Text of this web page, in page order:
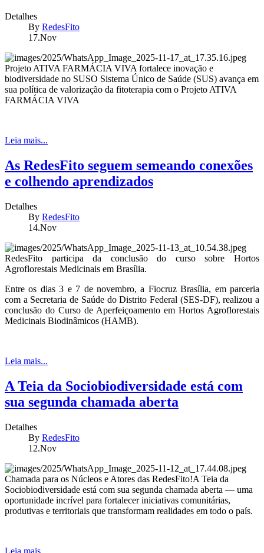
Detalhes
By RedesFito
17.Nov
Projeto ATIVA FARMÁCIA VIVA fortalece inovação e
biodiversidade no SUSO Sistema Único de Saúde (SUS) avança em
sua política de valorização da fitoterapia com o Projeto ATIVA
FARMÁCIA VIVA
Leia mais...
As RedesFito seguem semeando conexões
e colhendo aprendizados
Detalhes
By RedesFito
14.Nov
RedesFito participa da conclusão do curso sobre Hortos
Agroflorestais Medicinais em Brasília.
Entre os dias 3 e 7 de novembro, a Fiocruz Brasília, em parceria
com a Secretaria de Saúde do Distrito Federal (SES-DF), realizou a
conclusão do Curso de Aperfeiçoamento em Hortos Agroflorestais
Medicinais Biodinâmicos (HAMB).
Leia mais...
A Teia da Sociobiodiversidade está com
sua segunda chamada aberta
Detalhes
By RedesFito
12.Nov
Chamada para os Núcleos e Atores das RedesFito!A Teia da
Sociobiodiversidade está com sua segunda chamada aberta — uma
oportunidade incrível para fortalecer iniciativas comunitárias,
produtivas e territoriais que transformam realidades em todo o país.
Leia mais...